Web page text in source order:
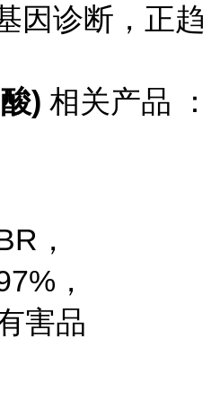
因诊断，正趋
) 相关产品 ：
，
，
害品